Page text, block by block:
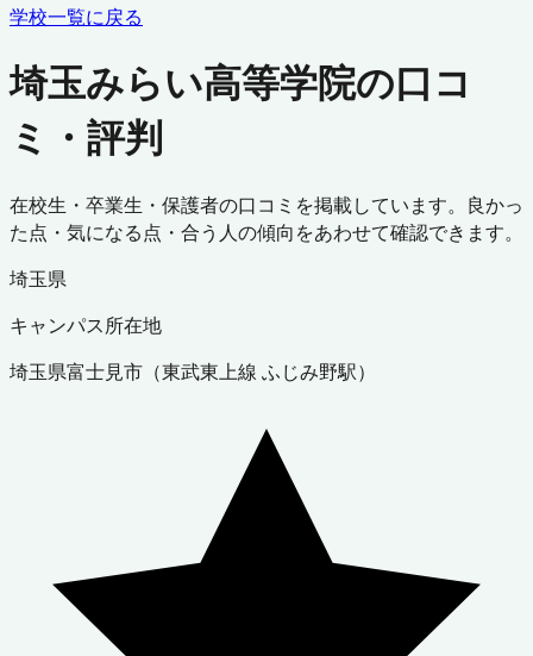
学校一覧に戻る
埼玉みらい高等学院の口コ
ミ・評判
在校生・卒業生・保護者の口コミを掲載しています。良かっ
た点・気になる点・合う人の傾向をあわせて確認できます。
埼玉県
キャンパス所在地
埼玉県富士見市 （東武東上線 ふじみ野駅）